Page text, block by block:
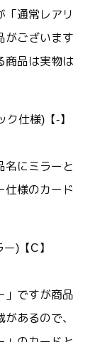
「通常レアリ
がございます
商品は実物は
仕様)【-】
名にミラーと
仕様のカード
)【C】
」ですが商品
あるので、